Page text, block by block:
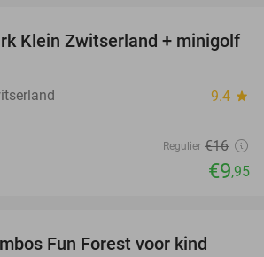
38%
Klein Zwitserland + minigolf
9.4 star
Regulier €16
€9,95
Fun Forest voor kind